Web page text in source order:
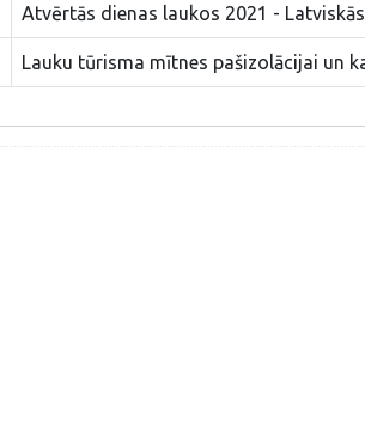
Atvērtās dienas laukos 2021 -
Lauku tūrisma mītnes pašizolācijai un